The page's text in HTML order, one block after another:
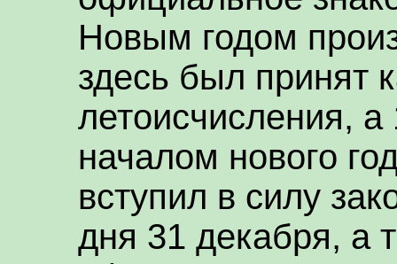
Новым годом
здесь был принят
летоисчисления,
началом нового
вступил в силу
дня 31 декабря, а